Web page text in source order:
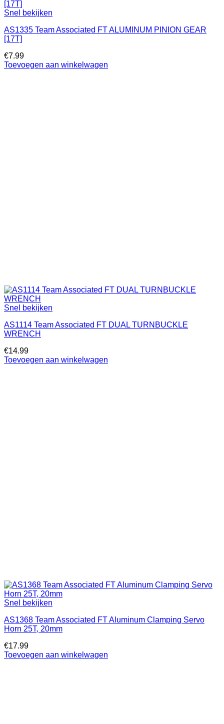
Snel bekijken
AS1335 Team Associated FT ALUMINUM PINION GEAR
[17T]
€7.99
Toevoegen aan winkelwagen
Snel bekijken
AS1114 Team Associated FT DUAL TURNBUCKLE
WRENCH
€14.99
Toevoegen aan winkelwagen
Snel bekijken
AS1368 Team Associated FT Aluminum Clamping Servo
Horn 25T, 20mm
€17.99
Toevoegen aan winkelwagen